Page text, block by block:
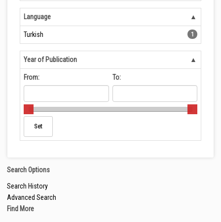
Language
Turkish 1
Year of Publication
From: To:
Search Options
Search History
Advanced Search
Find More